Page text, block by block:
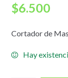
$6.500
Cortador de
Hay